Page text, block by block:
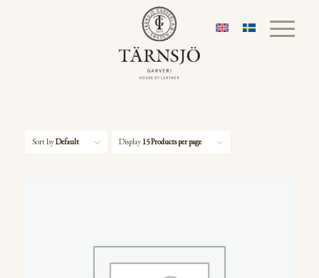
Sort byDefault Display15 Products per page